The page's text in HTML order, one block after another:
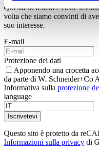
Questa newsletter viene
volta che siamo convinti di
suo interesse.
E-mail
Protezione dei dati
Apponendo una crocetta
da parte di W. Schneider+Co
Informativa sulla protezione
language
Iscrivetevi
Questo sito è protetto da
Informazioni sulla privacy di